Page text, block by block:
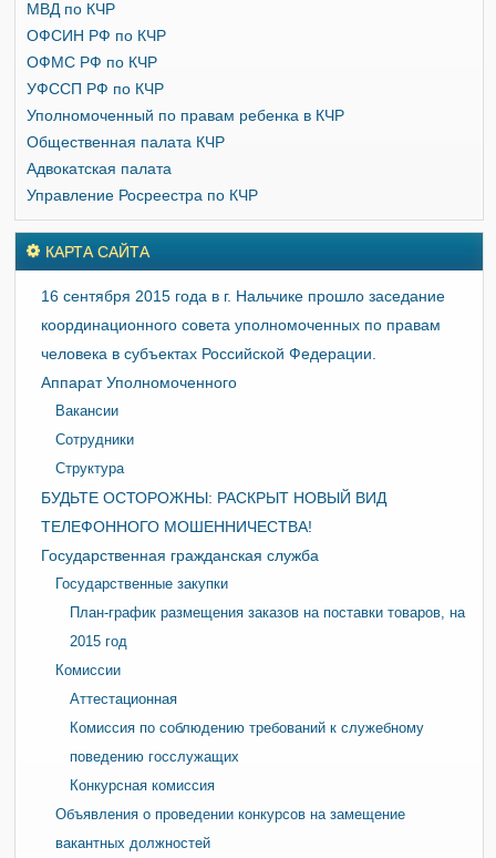
МВД по КЧР
ОФСИН РФ по КЧР
ОФМС РФ по КЧР
УФССП РФ по КЧР
Уполномоченный по правам ребенка в КЧР
Общественная палата КЧР
Адвокатская палата
Управление Росреестра по КЧР
КАРТА САЙТА
16 сентября 2015 года в г. Нальчике прошло заседание
координационного совета уполномоченных по правам
человека в субъектах Российской Федерации.
Аппарат Уполномоченного
Вакансии
Сотрудники
Структура
БУДЬТЕ ОСТОРОЖНЫ: РАСКРЫТ НОВЫЙ ВИД
ТЕЛЕФОННОГО МОШЕННИЧЕСТВА!
Государственная гражданская служба
Государственные закупки
План-график размещения заказов на поставки товаров, на
2015 год
Комиссии
Аттестационная
Комиссия по соблюдению требований к служебному
поведению госслужащих
Конкурсная комиссия
Объявления о проведении конкурсов на замещение
вакантных должностей